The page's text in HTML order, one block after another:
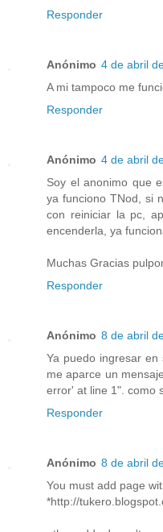
Responder
Anónimo 4 de abril
A mi tampoco me
Responder
Anónimo 4 de abril
Soy el anonimo que
ya funciono TNod, si
con reiniciar la pc,
encenderla, ya
Muchas Gracias
Responder
Anónimo 8 de abril
Ya puedo ingresar
me aparce un
error' at line 1". como
Responder
Anónimo 8 de abril
You must add page
*http://